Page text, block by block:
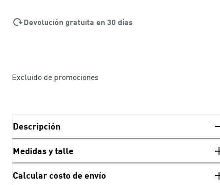
Devolución gratuita en 30 días
Excluido de promociones
Descripción
Medidas y talle
Calcular costo de envío